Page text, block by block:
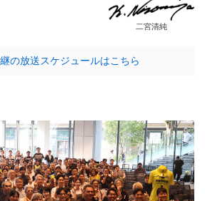
二宮清純
の放送スケジュールはこちら